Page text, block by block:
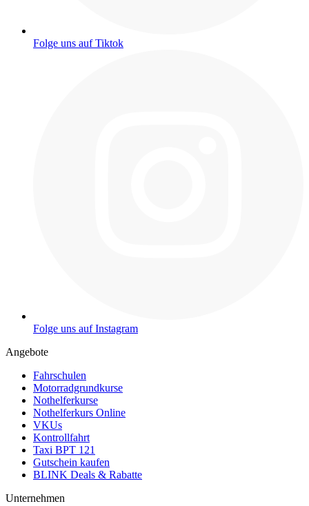
Folge uns auf Tiktok
Folge uns auf Instagram
Angebote
Fahrschulen
Motorradgrundkurse
Nothelferkurse
Nothelferkurs Online
VKUs
Kontrollfahrt
Taxi BPT 121
Gutschein kaufen
BLINK Deals & Rabatte
Unternehmen